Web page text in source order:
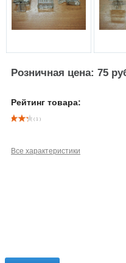
Розничная цена: 75
Рейтинг товара:
( 1 )
Все характеристики